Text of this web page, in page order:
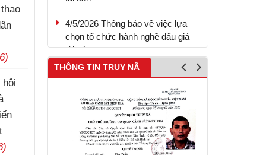
hội
4/5/2026 Thông báo về việc lựa
chọn tổ chức hành nghề đấu giá
tài sản
THÔNG TIN TRUY NÃ